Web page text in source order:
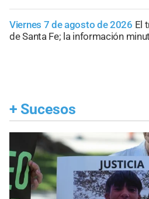
Viernes 7 de agosto de 2026 El
de Santa Fe; la información
+ Sucesos